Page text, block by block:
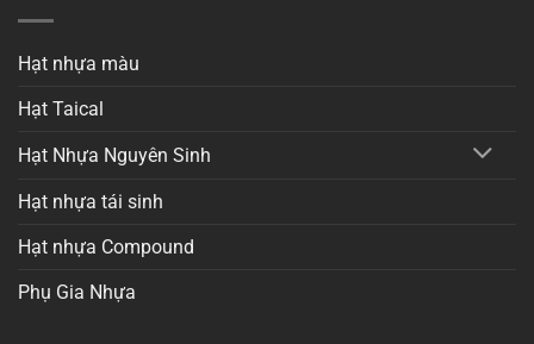
Hạt nhựa màu
Hạt Taical
Hạt Nhựa Nguyên Sinh
Hạt nhựa tái sinh
Hạt nhựa Compound
Phụ Gia Nhựa